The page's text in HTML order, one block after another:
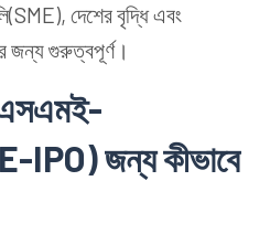
দেশের বৃদ্ধি এবং
জন্য গুরুত্বপূর্ণ।
এসএমই-
IPO) জন্য কীভাবে